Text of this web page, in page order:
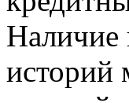
Наличие
историй